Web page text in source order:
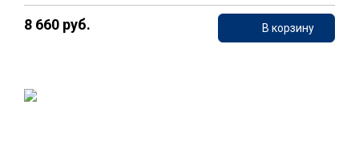
8 660 руб. В корзину